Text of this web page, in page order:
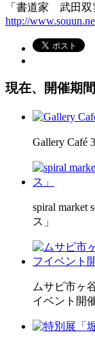
「書道家 武田
http://
現在、開催期
Gallery Café
spiral market
ス」
ムサビ市ヶ
イベント開